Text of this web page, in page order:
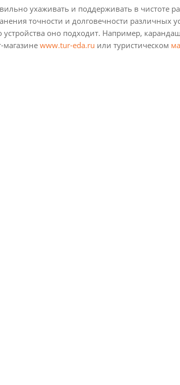
ухаживать и поддерживать в чистоте
точности и долговечности различных
устройства оно подходит. Например,
магазине www.tur-eda.ru или туристическом